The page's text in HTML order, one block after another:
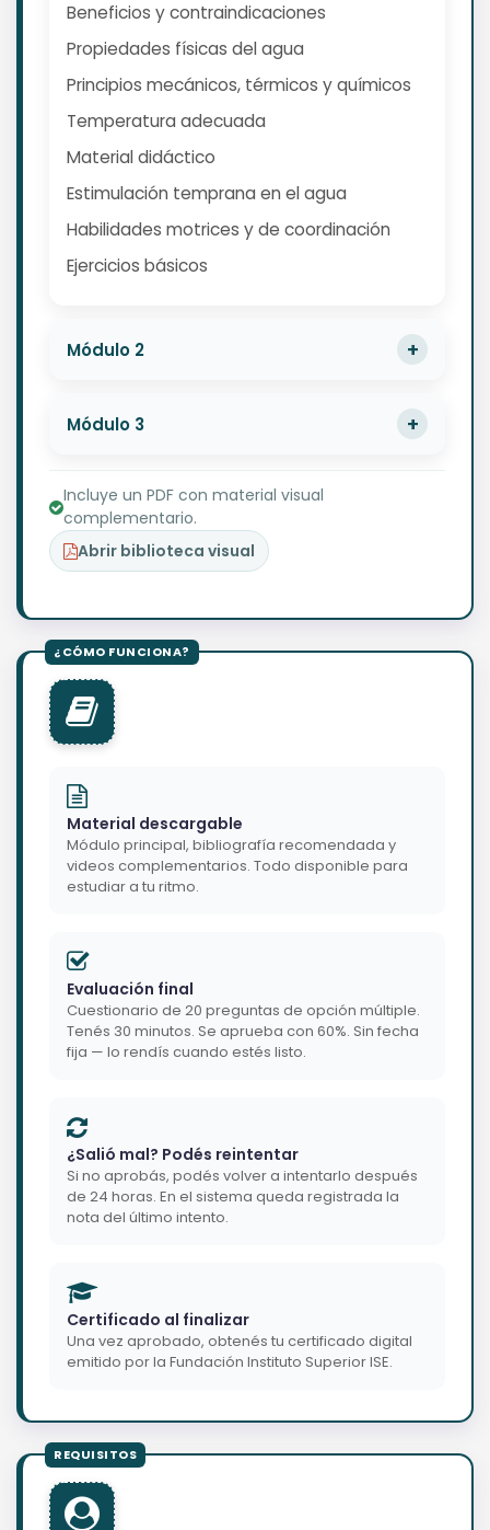
Beneficios y contraindicaciones
Propiedades físicas del agua
Principios mecánicos, térmicos y químicos
Temperatura adecuada
Material didáctico
Estimulación temprana en el agua
Habilidades motrices y de coordinación
Ejercicios básicos
Módulo 2
Módulo 3
Incluye un PDF con material visual
complementario.
Abrir biblioteca visual
Material descargable
Módulo principal, bibliografía recomendada y
videos complementarios. Todo disponible para
estudiar a tu ritmo.
Evaluación final
Cuestionario de 20 preguntas de opción múltiple.
Tenés 30 minutos. Se aprueba con 60%. Sin fecha
fija — lo rendís cuando estés listo.
¿Salió mal? Podés reintentar
Si no aprobás, podés volver a intentarlo después
de 24 horas. En el sistema queda registrada la
nota del último intento.
Certificado al finalizar
Una vez aprobado, obtenés tu certificado digital
emitido por la Fundación Instituto Superior ISE.